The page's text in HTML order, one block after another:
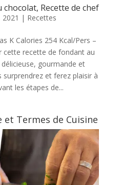
Recette de chef
| Recettes
K Calories 254 Kcal/Pers –
cette recette de fondant au
gourmande et
et ferez plaisir à
les étapes de...
Termes de Cuisine